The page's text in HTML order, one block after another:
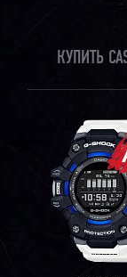
КУПИТЬ